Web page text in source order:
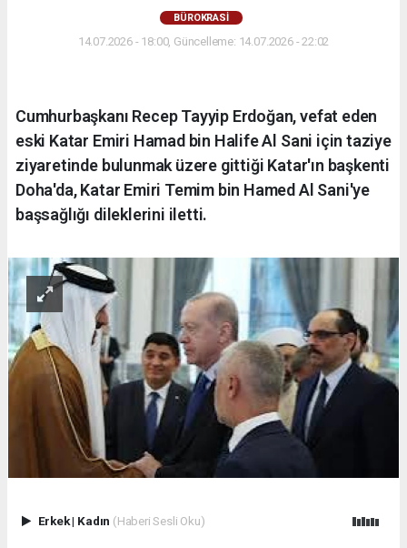
BÜROKRASİ
14.07.2026 - 18:00, Güncelleme: 14.07.2026 - 22:02
Cumhurbaşkanı Recep Tayyip Erdoğan, vefat eden
eski Katar Emiri Hamad bin Halife Al Sani için taziye
ziyaretinde bulunmak üzere gittiği Katar'ın başkenti
Doha'da, Katar Emiri Temim bin Hamed Al Sani'ye
başsağlığı dileklerini iletti.
Erkek| Kadın (Haberi Sesli Oku)